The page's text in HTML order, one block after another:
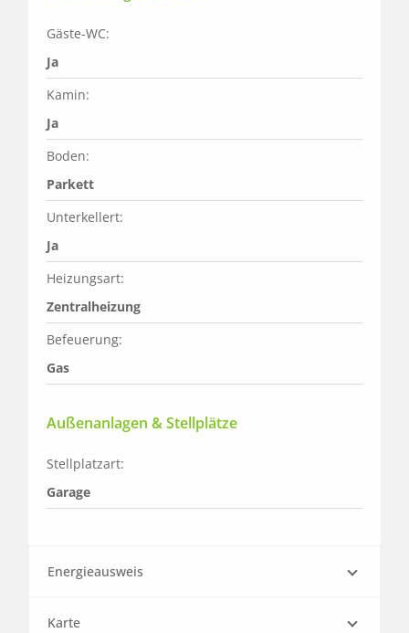
Gäste-WC:
Ja
Kamin:
Ja
Boden:
Parkett
Unterkellert:
Ja
Heizungsart:
Zentralheizung
Befeuerung:
Gas
Außenanlagen & Stellplätze
Stellplatzart:
Garage
Energieausweis
Karte